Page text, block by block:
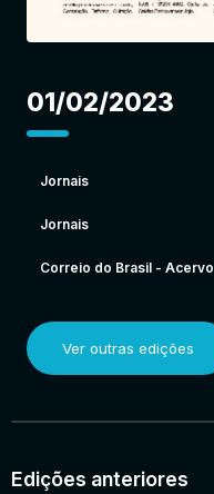
01/02/2023
Jornais
Jornais
Correio do Brasil - Acervo
Ver outras edições
Edições anteriores